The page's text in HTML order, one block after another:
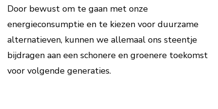
Door bewust om te gaan met onze
energieconsumptie en te kiezen voor duurzame
alternatieven, kunnen we allemaal ons steentje
bijdragen aan een schonere en groenere toekomst
voor volgende generaties.